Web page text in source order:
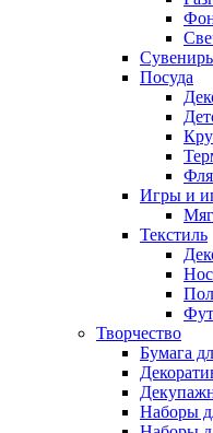
Посуда
Игры и
Текстиль
Творчество
Бумага
Наборы